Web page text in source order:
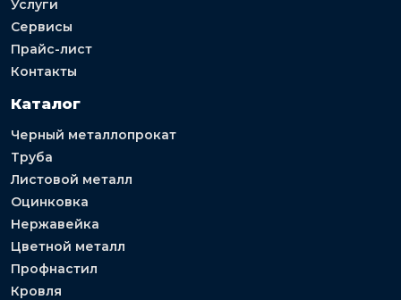
Услуги
Сервисы
Прайс-лист
Контакты
Каталог
Черный металлопрокат
Труба
Листовой металл
Оцинковка
Нержавейка
Цветной металл
Профнастил
Кровля